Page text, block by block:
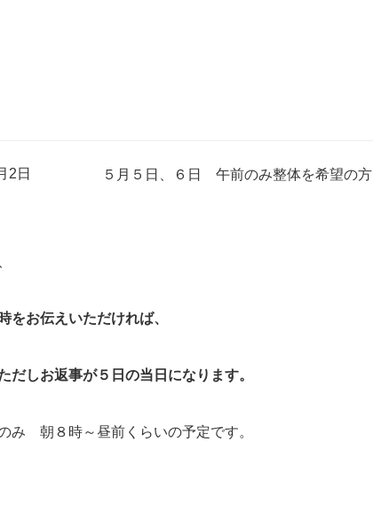
2日
５月５日、６日 午前のみ整体を希望の方
をお伝えいただければ、
だしお返事が５日の当日になります。
み 朝８時～昼前くらいの予定です。